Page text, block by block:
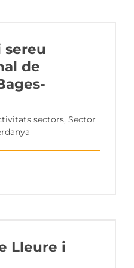
sereu
de
sectors, Sector
Lleure i